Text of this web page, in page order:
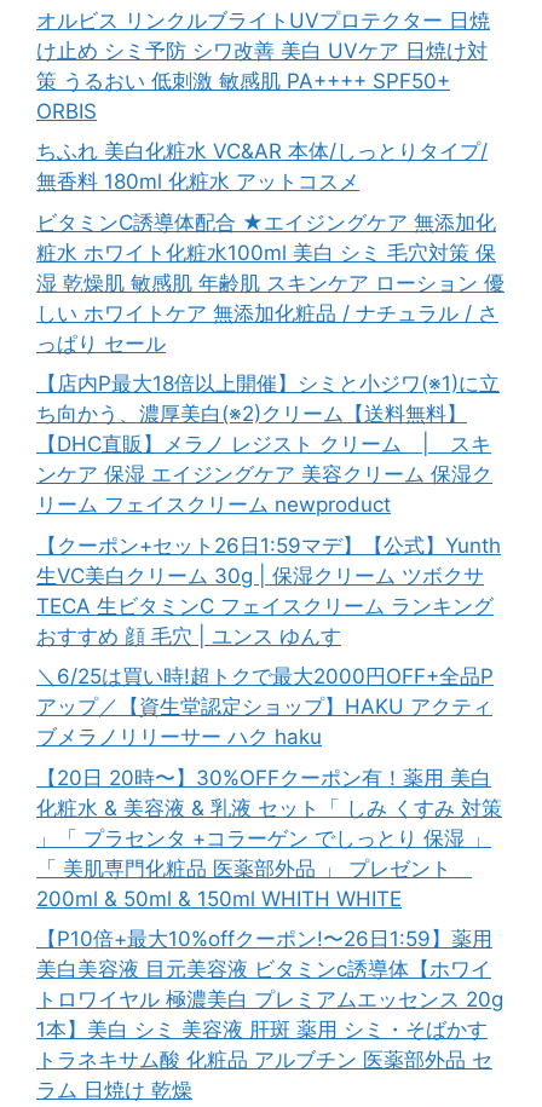
オルビス リンクルブライトUVプロテクター 日焼
け止め シミ予防 シワ改善 美白 UVケア 日焼け対
策 うるおい 低刺激 敏感肌 PA++++ SPF50+
ORBIS
ちふれ 美白化粧水 VC&AR 本体/しっとりタイプ/
無香料 180ml 化粧水 アットコスメ
ビタミンC誘導体配合 ★エイジングケア 無添加化
粧水 ホワイト化粧水100ml 美白 シミ 毛穴対策 保
湿 乾燥肌 敏感肌 年齢肌 スキンケア ローション 優
しい ホワイトケア 無添加化粧品 / ナチュラル / さ
っぱり セール
【店内P最大18倍以上開催】シミと小ジワ(※1)に立
ち向かう、濃厚美白(※2)クリーム【送料無料】
【DHC直販】メラノ レジスト クリーム | スキ
ンケア 保湿 エイジングケア 美容クリーム 保湿ク
リーム フェイスクリーム newproduct
【クーポン+セット26日1:59マデ】【公式】Yunth
生VC美白クリーム 30g | 保湿クリーム ツボクサ
TECA 生ビタミンC フェイスクリーム ランキング
おすすめ 顔 毛穴 | ユンス ゆんす
＼6/25は買い時!超トクで最大2000円OFF+全品P
アップ／【資生堂認定ショップ】HAKU アクティ
ブメラノリリーサー ハク haku
【20日 20時〜】30%OFFクーポン有！薬用 美白
化粧水 & 美容液 & 乳液 セット「 しみ くすみ 対策
」「 プラセンタ +コラーゲン でしっとり 保湿 」
「 美肌専門化粧品 医薬部外品 」 プレゼント
200ml & 50ml & 150ml WHITH WHITE
【P10倍+最大10%offクーポン!〜26日1:59】薬用
美白美容液 目元美容液 ビタミンc誘導体【ホワイ
トロワイヤル 極濃美白 プレミアムエッセンス 20g
1本】美白 シミ 美容液 肝斑 薬用 シミ・そばかす
トラネキサム酸 化粧品 アルブチン 医薬部外品 セ
ラム 日焼け 乾燥